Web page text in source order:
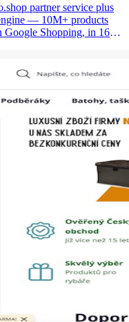
partner service plus
— 10M+ products
Google Shopping, in 16